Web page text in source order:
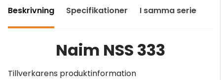
Beskrivning Specifikationer I samma serie
Naim NSS 333
Tillverkarens produktinformation